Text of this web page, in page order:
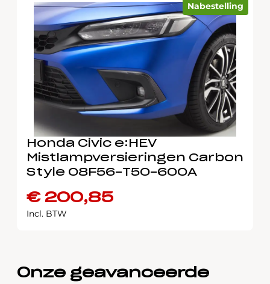
Nabestelling
Honda Civic e:HEV
Mistlampversieringen Carbon
Style 08F56-T50-600A
€200,85
Incl. BTW
Onze geavanceerde